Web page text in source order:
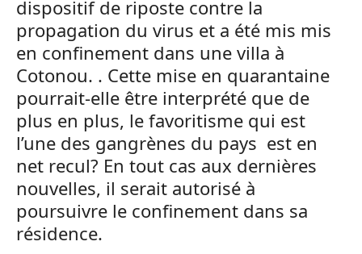
dispositif de riposte contre la
propagation du virus et a été mis mis
en confinement dans une villa à
Cotonou. . Cette mise en quarantaine
pourrait-elle être interprété que de
plus en plus, le favoritisme qui est
l’une des gangrènes du pays est en
net recul? En tout cas aux dernières
nouvelles, il serait autorisé à
poursuivre le confinement dans sa
résidence.